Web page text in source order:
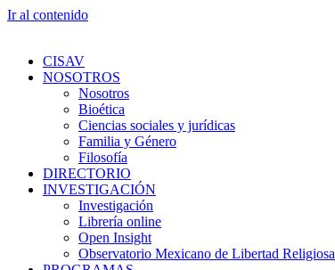
Ir al contenido
CISAV
NOSOTROS
Nosotros
Bioética
Ciencias sociales y jurídicas
Familia y Género
Filosofía
DIRECTORIO
INVESTIGACIÓN
Investigación
Librería online
Open Insight
Observatorio Mexicano de Libertad Religiosa